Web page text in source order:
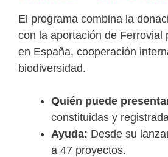
El programa combina la
con la aportación de Ferrovial
en España, cooperación
biodiversidad.
Quién puede
constituidas y
Ayuda: Desde su
a 47 proyectos.